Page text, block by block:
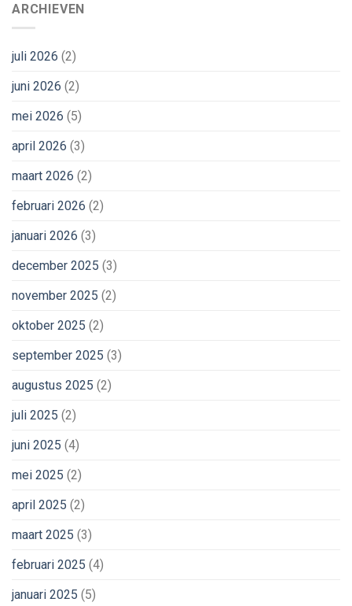
ARCHIEVEN
juli 2026 (2)
juni 2026 (2)
mei 2026 (5)
april 2026 (3)
maart 2026 (2)
februari 2026 (2)
januari 2026 (3)
december 2025 (3)
november 2025 (2)
oktober 2025 (2)
september 2025 (3)
augustus 2025 (2)
juli 2025 (2)
juni 2025 (4)
mei 2025 (2)
april 2025 (2)
maart 2025 (3)
februari 2025 (4)
januari 2025 (5)